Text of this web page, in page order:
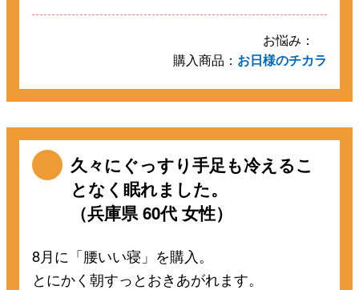
お悩み：
購入商品： お日様のチカラ
久々にぐっすり手足も冷えるこ
となく眠れました。
（兵庫県 60代 女性）
8月に「腰いい寝」を購入。
とにかく朝すっとおきあがれます。